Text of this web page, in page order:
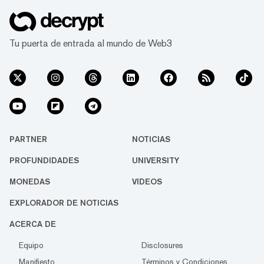
Tu puerta de entrada al mundo de Web3
PARTNER NOTICIAS
PROFUNDIDADES UNIVERSITY
MONEDAS VIDEOS
EXPLORADOR DE NOTICIAS
ACERCA DE
Equipo
Disclosures
Manifiesto
Términos y Condiciones